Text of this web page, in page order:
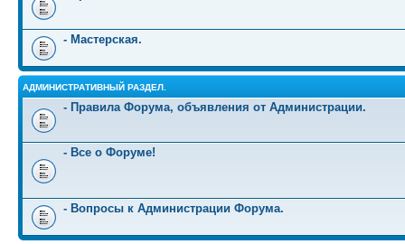
- Мастерская.
АДМИНИСТРАТИВНЫЙ РАЗДЕЛ.
- Правила Форума, объявления от Администрации.
- Все о Форуме!
- Вопросы к Администрации Форума.